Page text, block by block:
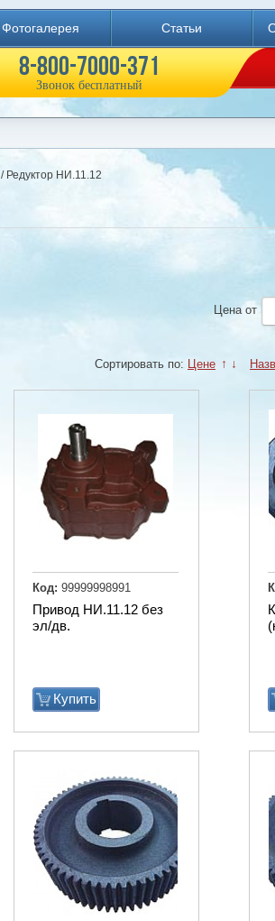
Фотогалерея Статьи
8-800-7000-371
Звонок бесплатный
/ Редуктор НИ.11.12
Ценаот
Сортировать по: Цене ↑ ↓
Привод НИ.11.12 без
эл/дв.
Купить
Код: 99999998991